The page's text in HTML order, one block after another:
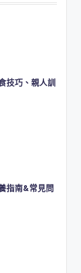
技巧、親人訓
指南&常見問